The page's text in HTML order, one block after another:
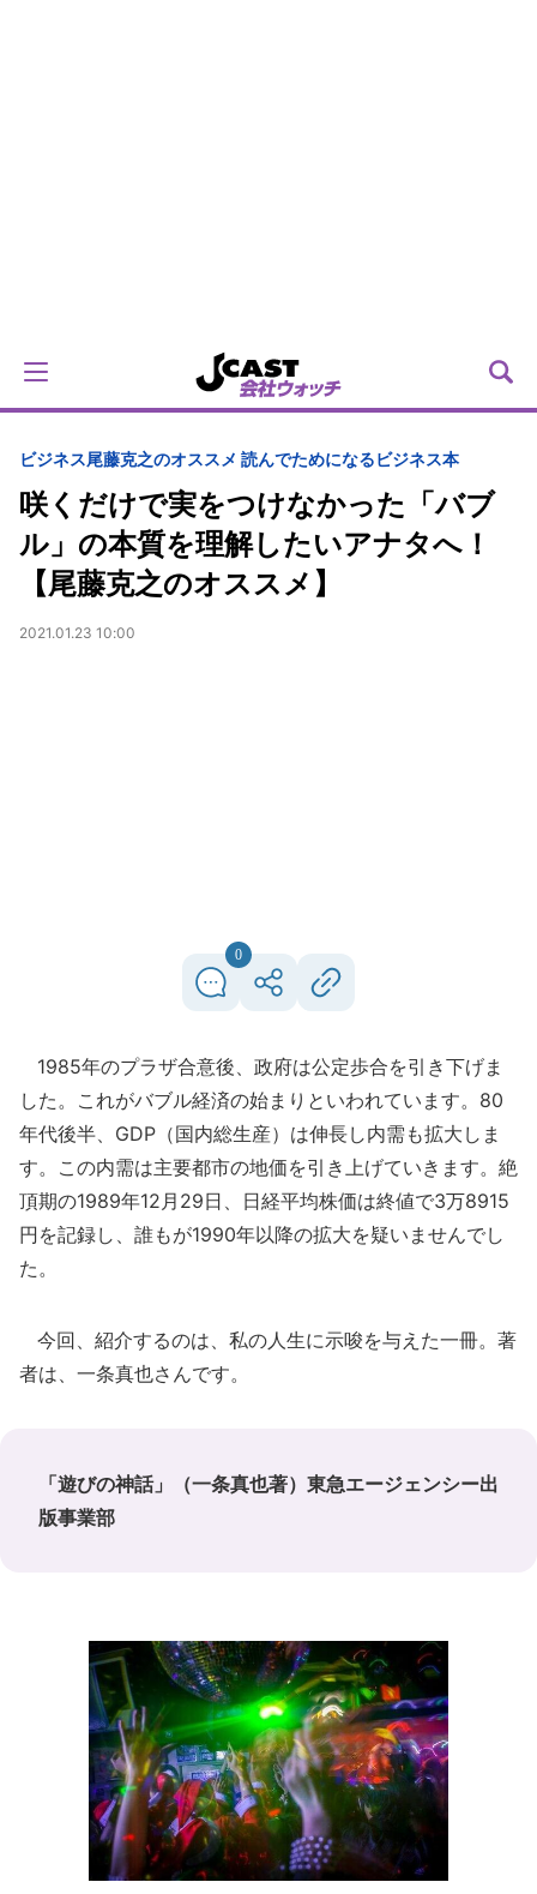
ビジネス尾藤克之のオススメ 読んでためになるビジネス本
咲くだけで実をつけなかった「バブ
ル」の本質を理解したいアナタへ！
【尾藤克之のオススメ】
2021.01.23 10:00
0
1985年のプラザ合意後、政府は公定歩合を引き下げま
した。これがバブル経済の始まりといわれています。80
年代後半、GDP（国内総生産）は伸長し内需も拡大しま
す。この内需は主要都市の地価を引き上げていきます。絶
頂期の1989年12月29日、日経平均株価は終値で3万8915
円を記録し、誰もが1990年以降の拡大を疑いませんでし
た。
今回、紹介するのは、私の人生に示唆を与えた一冊。著
者は、一条真也さんです。
「遊びの神話」（一条真也著）東急エージェンシー出
版事業部